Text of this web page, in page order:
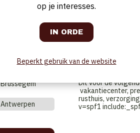
Brussegem
Brussegem
Antwerpen
Quality Seekers
-
JobOnTop.be
Horeca-
plaatsen. Deze
Partie, Chef, Sous-
d'hôtel,
Dit voor de
vakantiecenter,
rusthuis,
v=spf1
op je interesses.
Beperkt gebruik van de website